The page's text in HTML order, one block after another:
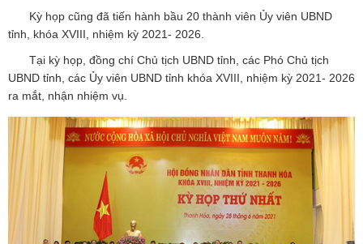
Kỳ họp cũng đã tiến hành bầu 20 thành viên Ủy viên UBND
tỉnh, khóa XVIII, nhiệm kỳ 2021- 2026.
Tại kỳ họp, đồng chí Chủ tịch UBND tỉnh, các Phó Chủ tịch
UBND tỉnh, các Ủy viên UBND tỉnh khóa XVIII, nhiệm kỳ 2021- 2026
ra mắt, nhận nhiệm vụ.